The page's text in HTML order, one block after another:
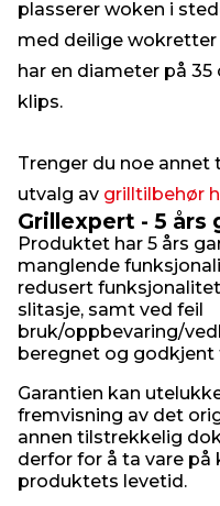
plasserer woken i
med deilige
har en diameter på 35
klips.
Trenger du noe annet
utvalg av grilltilbehør
Grillexpert - 5 års
Produktet har 5 års
manglende
redusert
slitasje, samt ved feil
bruk/oppbevaring/
beregnet og godkjent
Garantien kan
fremvisning av det
annen tilstrekkelig
derfor for å ta vare på
produktets levetid.